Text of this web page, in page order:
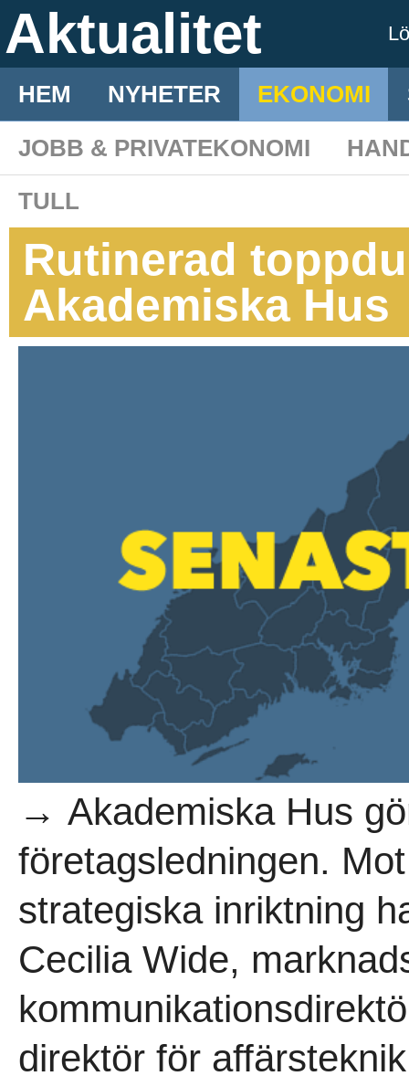
Aktualitet
HEM NYHETER EKONOMI
JOBB & PRIVATEKONOMI
TULL
Rutinerad
Akademiska
→ Akademiska Hus
företagsledningen.
strategiska inriktning
Cecilia Wide,
direktör för